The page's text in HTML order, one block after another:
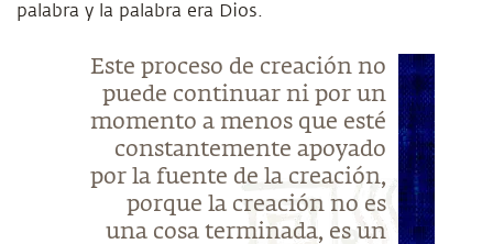
palabra y la palabra era Dios.
Este proceso de creación no
puede continuar ni por un
momento a menos que esté
constantemente apoyado
por la fuente de la creación,
porque la creación no es
una cosa terminada, es un